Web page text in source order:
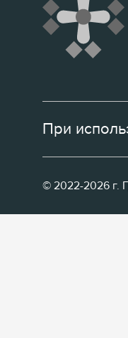
При
© 2022-2026 г.